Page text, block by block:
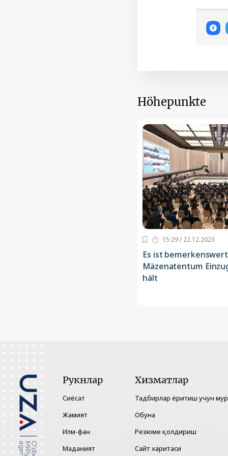
Höhepunkte
15:29 / 22.12.2023
Es ist
Mäzenatentum
hält
Рукнлар
Сиёсат
Жамият
Илм-фан
Маданият
Хизматлар
Тадбирлар ёритиш учун
Обуна
Резюме қолдириш
Сайт харитаси